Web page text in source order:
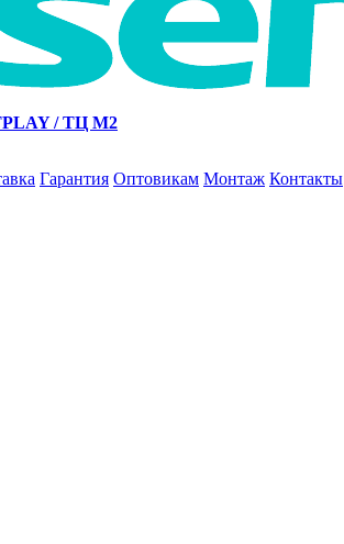
/ ТЦ М2
Гарантия Оптовикам Монтаж Контакты